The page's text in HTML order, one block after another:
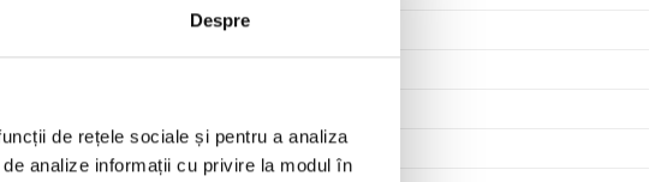
Despre
de rețele sociale și pentru a analiza
analize informații cu privire la modul în